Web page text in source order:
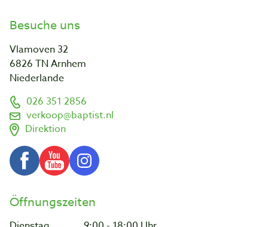
Besuche uns
Vlamoven 32
6826 TN Arnhem
Niederlande
026 351 2856
verkoop@baptist.nl
Direktion
Öffnungszeiten